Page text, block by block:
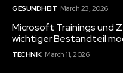
GESUNDHEIT March 23, 2026
Microsoft Trainings und
wichtiger Bestandteil
TECHNIK March 11, 2026